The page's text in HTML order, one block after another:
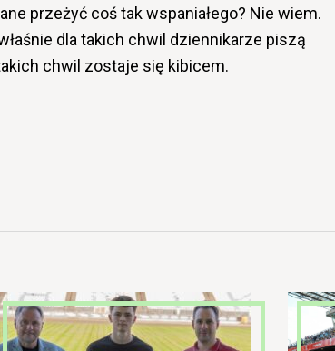
przeżyć coś tak wspaniałego? Nie wiem.
dla takich chwil dziennikarze piszą
chwil zostaje się kibicem.